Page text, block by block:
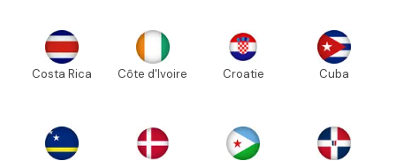
Costa Rica Côte d'Ivoire Croatie Cuba